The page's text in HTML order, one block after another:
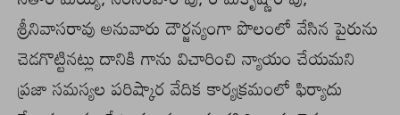
శ్రీనివాసరావు అనువారు దౌర్జన్యంగా పొలంలో వేసిన పైరును
చెడగొట్టినట్లు దానికి గాను విచారించి న్యాయం చేయమని
ప్రజా సమస్యల పరిష్కార వేదిక కార్యక్రమంలో ఫిర్యాదు